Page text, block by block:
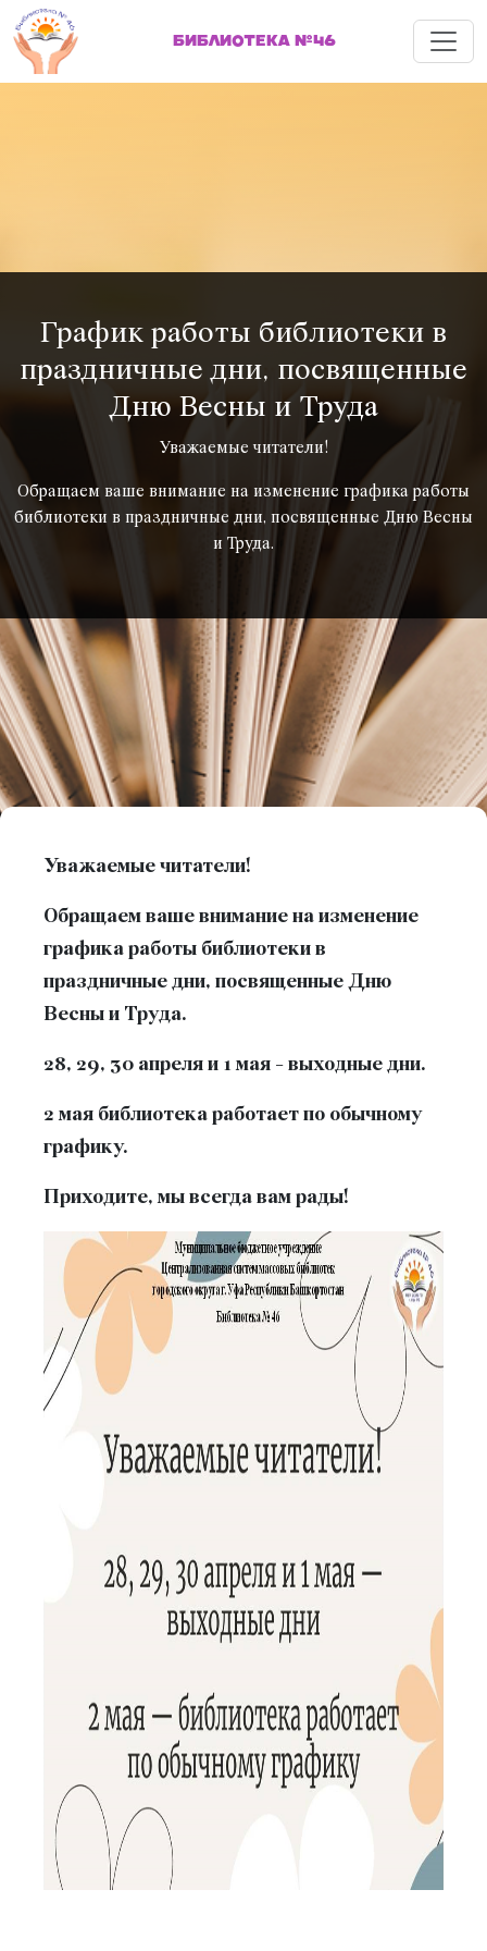
БИБЛИОТЕКА №46 Меню
График работы библиотеки в
праздничные дни, посвященные
Дню Весны и Труда
Уважаемые читатели!
Обращаем ваше внимание на изменение графика работы
библиотеки в праздничные дни, посвященные Дню Весны
и Труда.
Уважаемые читатели!
Обращаем ваше внимание на изменение
графика работы библиотеки в
праздничные дни, посвященные Дню
Весны и Труда.
28, 29, 30 апреля и 1 мая - выходные дни.
2 мая библиотека работает по обычному
графику.
Приходите, мы всегда вам рады!